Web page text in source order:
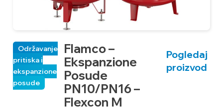
Flamco –
Ekspanzione
Posude
PN10/PN16 –
Flexcon M
Održavanje
pritiska i
ekspanzione
posude
Pogledaj
proizvod